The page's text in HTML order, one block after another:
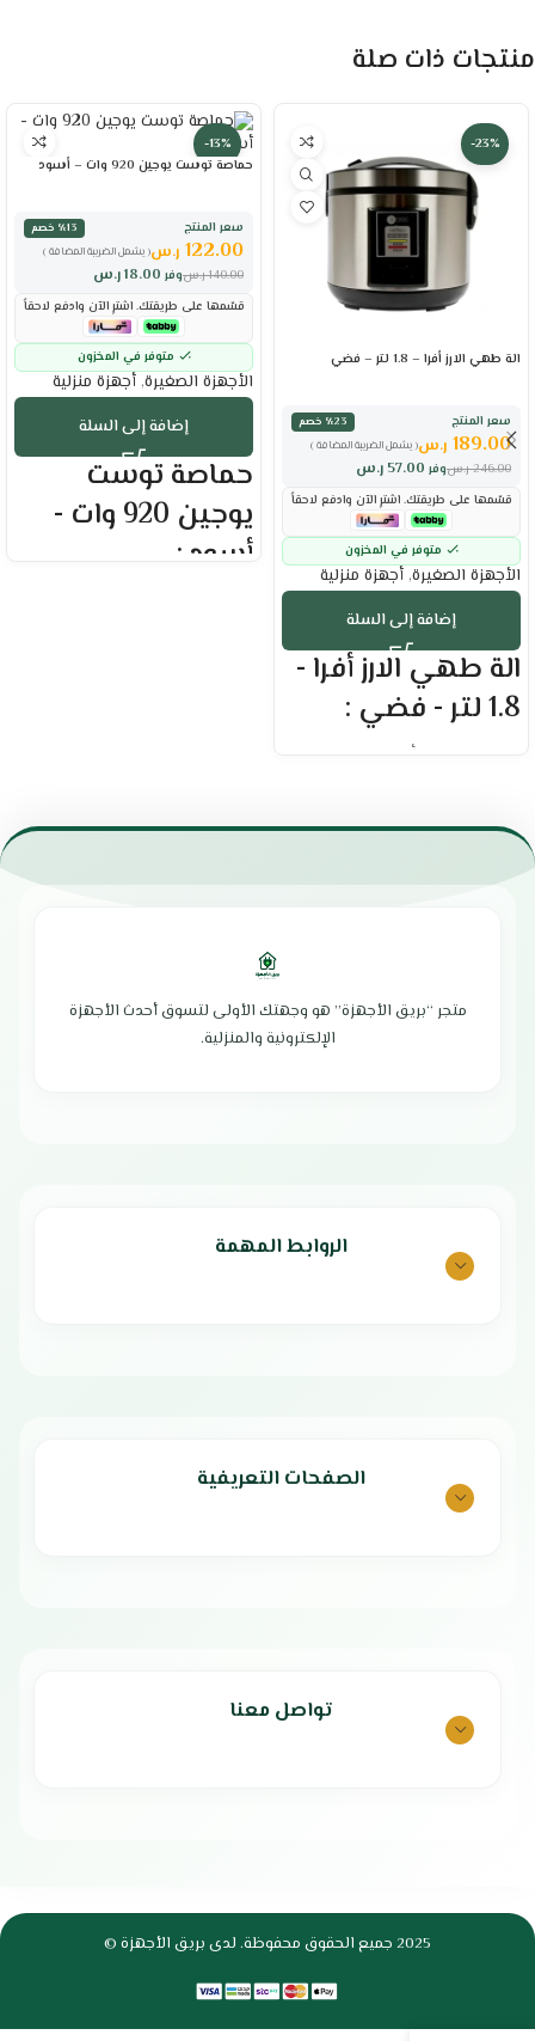
منتجات ذات صلة
-23%
الة طهي الارز أفرا – 1.8 لتر – فضي
سعر المنتج
٪23 خصم
( يشمل الضريبة المضافة )
189.00 ر.س
وفر 57.00 ر.س 246.00 ر.س
قسّمها على طريقتك. اشترِ الآن وادفع لاحقاً
متوفر في المخزون
الأجهزة الصغيرة, أجهزة منزلية
إضافة إلى السلة
الة طهي الارز أفرا -
1.8 لتر - فضي :
العلامة التجارية : أفرا
متنوعة
وعاء داخلي سهل التنظيف يمنع الأرز
-13%
حماصة توست يوجين 920 وات – أسود
سعر المنتج
٪13 خصم
( يشمل الضريبة المضافة )
122.00 ر.س
وفر 18.00ر.س 140.00 ر.س
قسّمها على طريقتك. اشترِ الآن وادفع لاحقاً
متوفر في المخزون
الأجهزة الصغيرة, أجهزة منزلية
إضافة إلى السلة
حماصة توست
يوجين 920 وات -
أسود :
مزود بمفتاح تشغيل لسهولة التحكم.
متجر “بريق الأجهزة” هو وجهتك الأولى لتسوق أحدث الأجهزة
الإلكترونية والمنزلية.
الروابط المهمة
الصفحات التعريفية
تواصل معنا
2025 جميع الحقوق محفوظة. لدى بريق الأجهزة ©